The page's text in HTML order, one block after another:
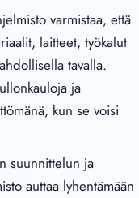
varmistaa, että
laitteet, työkalut
tavalla.
ja
kun se voisi
suunnittelun ja
auttaa lyhentämään